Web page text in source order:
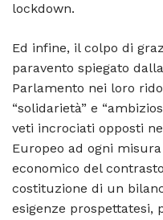
lockdown.
Ed infine, il colpo di
paravento spiegato
Parlamento nei loro
“solidarietà” e
veti incrociati opposti
Europeo ad ogni
economico del
costituzione di un
esigenze prospettatesi,